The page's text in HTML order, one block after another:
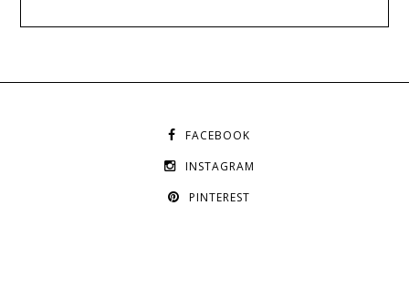
FACEBOOK
INSTAGRAM
PINTEREST